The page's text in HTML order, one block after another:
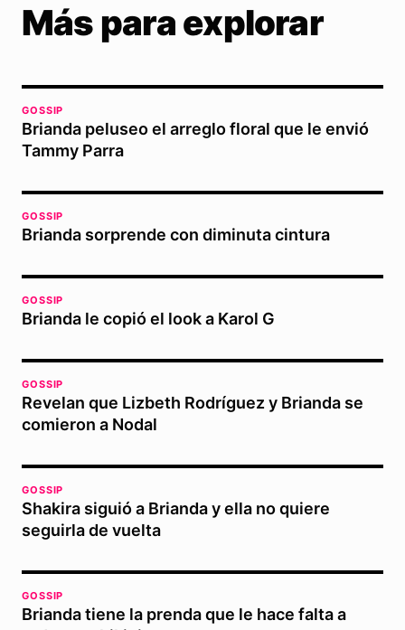
Más para explorar
GOSSIP
Brianda peluseo el arreglo floral que le envió
Tammy Parra
GOSSIP
Brianda sorprende con diminuta cintura
GOSSIP
Brianda le copió el look a Karol G
GOSSIP
Revelan que Lizbeth Rodríguez y Brianda se
comieron a Nodal
GOSSIP
Shakira siguió a Brianda y ella no quiere
seguirla de vuelta
GOSSIP
Brianda tiene la prenda que le hace falta a